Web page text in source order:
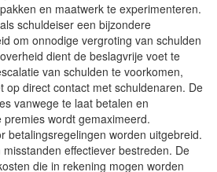
en maatwerk te experimenteren.
schuldeiser een bijzondere
om onnodige vergroting van schulden
dient de beslagvrije voet te
van schulden te voorkomen,
op direct contact met schuldenaren. De
vanwege te laat betalen en
wordt gemaximeerd.
betalingsregelingen worden uitgebreid.
misstanden effectiever bestreden. De
die in rekening mogen worden